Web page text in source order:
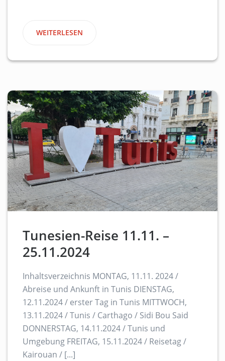
WEITERLESEN
Tunesien-Reise 11.11. –
25.11.2024
Inhaltsverzeichnis MONTAG, 11.11. 2024 /
Abreise und Ankunft in Tunis DIENSTAG,
12.11.2024 / erster Tag in Tunis MITTWOCH,
13.11.2024 / Tunis / Carthago / Sidi Bou Said
DONNERSTAG, 14.11.2024 / Tunis und
Umgebung FREITAG, 15.11.2024 / Reisetag /
Kairouan / [...]